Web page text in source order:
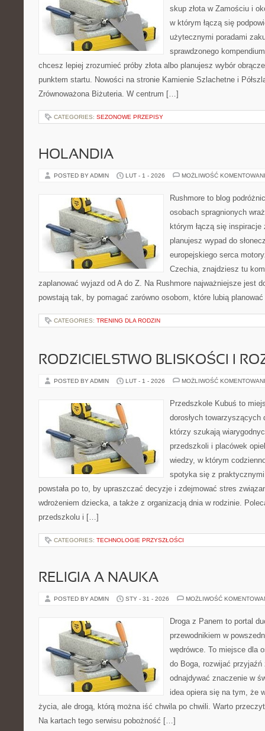
skup złota w Zamościu i
w którym łączą się
użytecznymi poradami
sprawdzonego
chcesz lepiej zrozumieć próby złota albo planujesz wybór
punktem startu. Nowości na stronie Kamienie Szlachetne i
Zrównoważona Biżuteria. W centrum […]
CATEGORIES: SEZONOWE PRZEPISY
HOLANDIA
POSTED BY ADMIN LUT - 1 - 2026 MOŻLIWOŚĆ
Rushmore to blog
osobach spragnionych
którym łączą się
planujesz wypad do
europejskiego serca
Czechia, znajdziesz tu
zaplanować wyjazd od A do Z. Na Rushmore najważniejsze jest
powstają tak, by pomagać zarówno osobom, które lubią
CATEGORIES: TRENING DLA RODZIN
RODZICIELSTWO BLISKOŚCI I
POSTED BY ADMIN LUT - 1 - 2026 MOŻLIWOŚĆ
Przedszkole Kubuś to
dorosłych
którzy szukają
przedszkoli i placówek
wiedzy, w którym
spotyka się z
powstała po to, by upraszczać decyzje i zdejmować stres
wdrożeniem dziecka, a także z organizacją dnia w rodzinie.
przedszkolu i […]
CATEGORIES: TECHNOLOGIE PRZYSZŁOŚCI
RELIGIA A NAUKA
POSTED BY ADMIN STY - 31 - 2026 MOŻLIWOŚĆ
Droga z Panem to portal
przewodnikiem w
wędrówce. To miejsce dla
do Boga, rozwijać przyjaźń
odnajdywać znaczenie w
idea opiera się na tym, że
życia, ale drogą, którą można iść chwila po chwili. Warto
Na kartach tego serwisu pobożność […]